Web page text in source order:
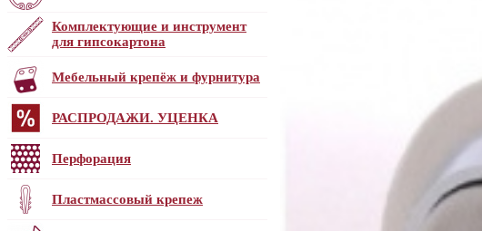
Комплектующие и инструмент
для гипсокартона
Мебельный крепёж и фурнитура
РАСПРОДАЖИ. УЦЕНКА
Перфорация
Пластмассовый крепеж